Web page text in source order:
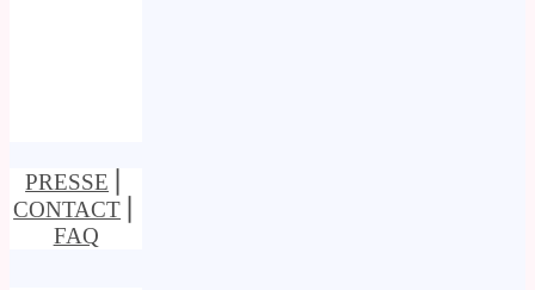
PRESSE
CONTACT
FAQ